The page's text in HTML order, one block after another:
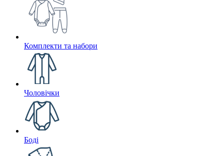
Комплекти та набори
Чоловічки
Боді